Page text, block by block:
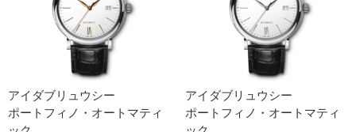
アイダブリュウシー
ポートフィノ・オートマティ
アイダブリュウシー
ポートフィノ・オートマティ